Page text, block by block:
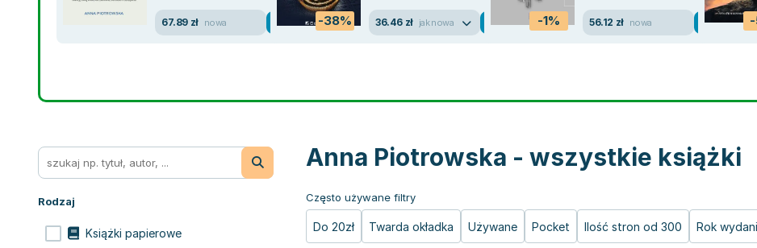
67.89 zł nowa -38% 36.46 zł jak nowa -1% 56.12 zł nowa
Rodzaj
Książki papierowe
Anna Piotrowska - wszystkie książki
Często używane filtry
Do 20zł Twarda okładka Używane Pocket Ilość stron od 300 Rok